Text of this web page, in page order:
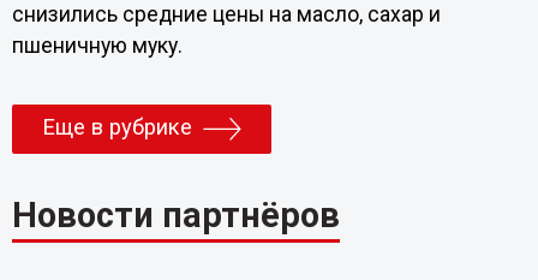
снизились средние цены на масло, сахар и
пшеничную муку.
Еще в рубрике
Новости партнёров